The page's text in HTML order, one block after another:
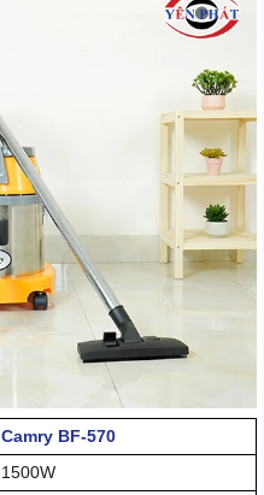
Camry BF-570
1500W